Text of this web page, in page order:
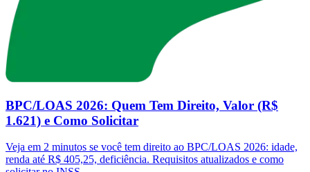
BPC/LOAS 2026: Quem Tem Direito, Valor (R$
1.621) e Como Solicitar
Veja em 2 minutos se você tem direito ao BPC/LOAS 2026: idade,
renda até R$ 405,25, deficiência. Requisitos atualizados e como